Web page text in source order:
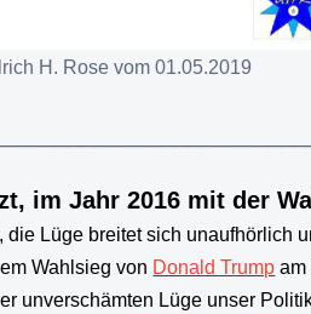
H. Rose vom 01.05.2019
im Jahr 2016 mit der
die Lüge breitet sich unaufhörlich
Wahlsieg von Donald Trump am
unverschämten Lüge unser